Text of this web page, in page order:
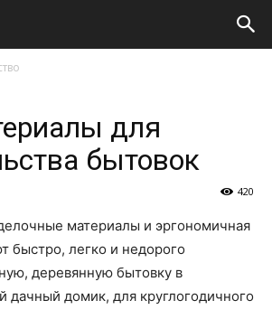
для
бытовок
420
материалы и эргономичная
быстро, легко и недорого
деревянную бытовку в
дачный домик, для круглогодичного